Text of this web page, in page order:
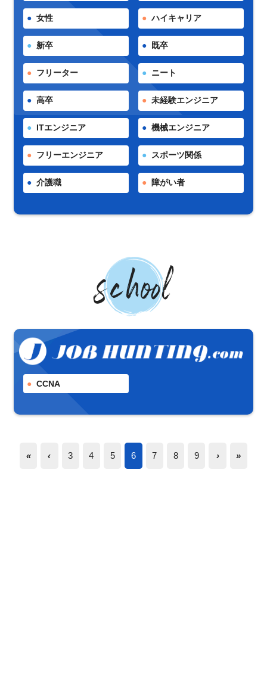
女性 ハイキャリア
新卒 既卒
フリーター ニート
高卒 未経験エンジニア
ITエンジニア 機械エンジニア
フリーエンジニア スポーツ関係
介護職 障がい者
CCNA
« ‹ 3 4 5 6 7 8 9 › »